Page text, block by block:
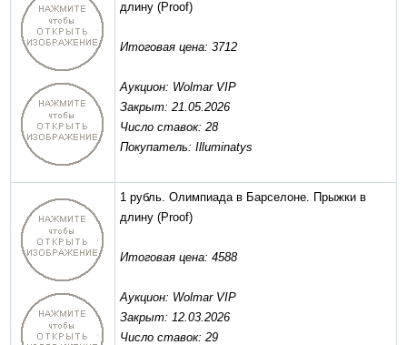
длину (Proof)
Итоговая цена: 3712
Аукцион: Wolmar VIP
Закрыт: 21.05.2026
Число ставок: 28
Покупатель: Illuminatys
1 рубль. Олимпиада в Барселоне. Прыжки в
длину (Proof)
Итоговая цена: 4588
Аукцион: Wolmar VIP
Закрыт: 12.03.2026
Число ставок: 29